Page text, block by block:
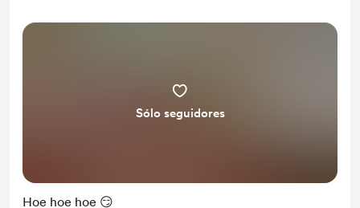
Sólo seguidores
Hoe hoe hoe 😏